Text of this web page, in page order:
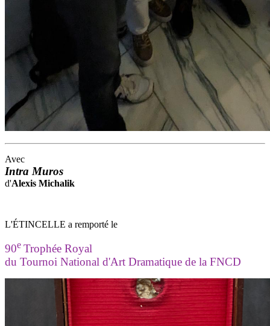
Avec
Intra Muros
d'Alexis Michalik
L'ÉTINCELLE a remporté le
90e Trophée Royal
du Tournoi National d'Art Dramatique de la FNCD